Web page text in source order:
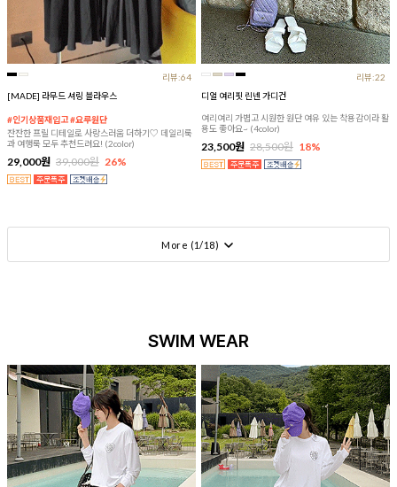
리뷰:64
[MADE] 라무드 셔링 블라우스
#인기상품재입고 #요루원단
잔잔한 프릴 디테일로 사랑스러움 더하기♡ 데일리룩
과 여행룩 모두 추천드려요! (2color)
29,000원 39,000원 26%
리뷰:22
디얼 여리핏 린넨 가디건
여리여리 가볍고 시원한 원단 여유 있는 착용감이라 활
용도 좋아요~ (4color)
23,500원 28,500원 18%
More (1/18)
SWIM WEAR